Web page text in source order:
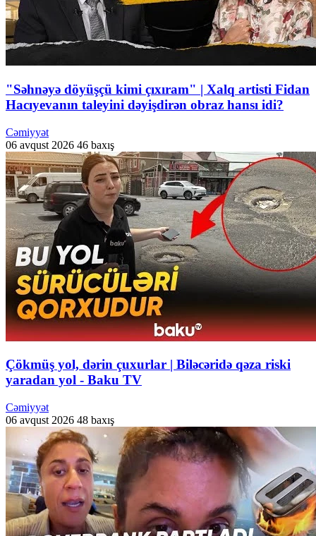
"Səhnəyə döyüşçü kimi çıxıram" | Xalq artisti Fidan
Hacıyevanın taleyini dəyişdirən obraz hansı idi?
Cəmiyyət
06 avqust 2026 46 baxış
Çökmüş yol, dərin çuxurlar | Biləcəridə qəza riski
yaradan yol - Baku TV
Cəmiyyət
06 avqust 2026 48 baxış